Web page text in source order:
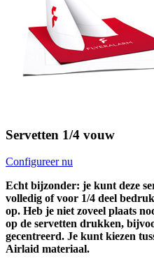
Servetten 1/4 vouw
Configureer nu
Echt bijzonder: je kunt deze
volledig of voor 1/4 deel
op. Heb je niet zoveel plaats
op de servetten drukken,
gecentreerd. Je kunt kiezen
Airlaid materiaal.